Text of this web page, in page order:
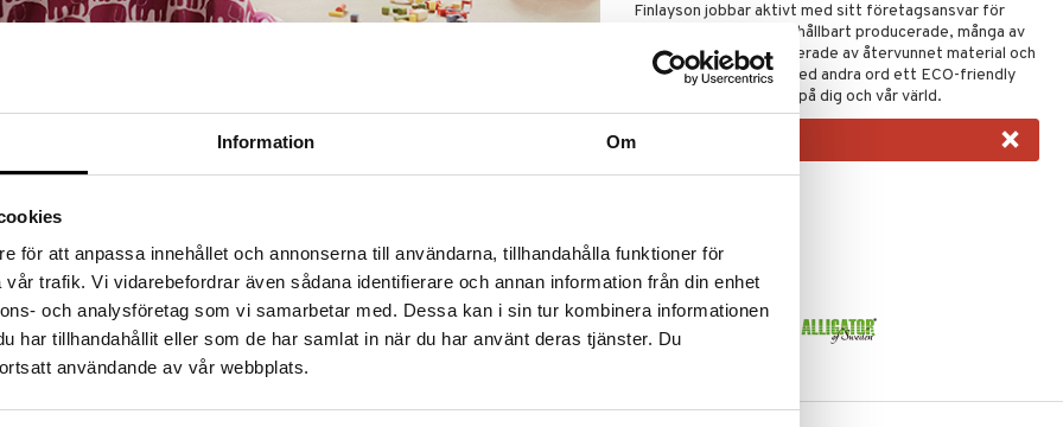
Information Om
för att anpassa innehållet och annonserna till användarna, tillhandahålla funktioner för
trafik. Vi vidarebefordrar även sådana identifierare och annan information från din enhet
och analysföretag som vi samarbetar med. Dessa kan i sin tur kombinera informationen
har tillhandahållit eller som de har samlat in när du har använt deras tjänster. Du
användande av vår webbplats.
Finlayson jobbar aktivt med sitt företagsansvar för
miljön. Produkterna är hållbart producerade, många av
produkterna är producerade av återvunnet material och
har en lång livslängd. Med andra ord ett ECO-friendly
varumärke som tänker på dig och vår värld.
×